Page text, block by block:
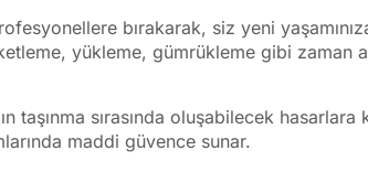
bırakarak, siz yeni
yükleme, gümrükleme gibi zaman
taşınma sırasında oluşabilecek hasarlara
maddi güvence sunar.